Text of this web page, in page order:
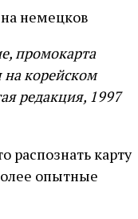
немецков
промокарта
на корейском
редакция, 1997
распознать карту
опытные